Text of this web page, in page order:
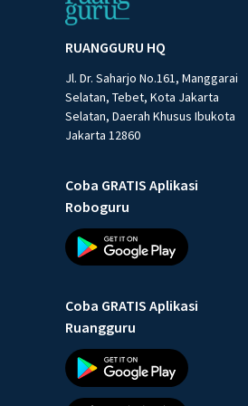
RUANGGURU HQ
Jl. Dr. Saharjo No.161, Manggarai
Selatan, Tebet, Kota Jakarta
Selatan, Daerah Khusus Ibukota
Jakarta 12860
Coba GRATIS Aplikasi
Roboguru
Coba GRATIS Aplikasi
Ruangguru